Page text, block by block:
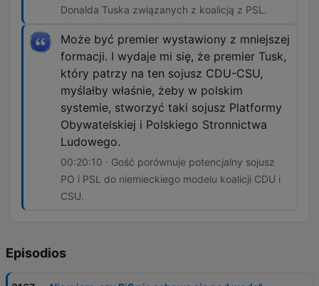
Donalda Tuska związanych z koalicją z PSL.
Może być premier wystawiony z mniejszej
formacji. I wydaje mi się, że premier Tusk,
który patrzy na ten sojusz CDU-CSU,
myślałby właśnie, żeby w polskim
systemie, stworzyć taki sojusz Platformy
Obywatelskiej i Polskiego Stronnictwa
Ludowego.
00:20:10 · Gość porównuje potencjalny sojusz
PO i PSL do niemieckiego modelu koalicji CDU i
CSU.
Episodios